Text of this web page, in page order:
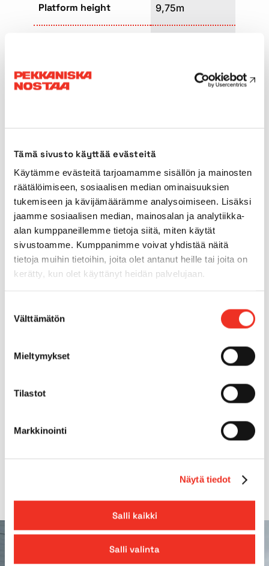
Tämä sivusto käyttää evästeitä
Käytämme evästeitä tarjoamamme sisällön ja mainosten
räätälöimiseen, sosiaalisen median ominaisuuksien
tukemiseen ja kävijämäärämme analysoimiseen. Lisäksi
jaamme sosiaalisen median, mainosalan ja analytiikka-
alan kumppaneillemme tietoja siitä, miten käytät
sivustoamme. Kumppanimme voivat yhdistää näitä
tietoja muihin tietoihin, joita olet antanut heille tai joita on
kerätty, kun olet käyttänyt heidän palvelujaan.
valinta
Välttämätön
Mieltymykset
Tilastot
Markkinointi
Näytä tiedot
Salli kaikki
Salli valinta
Platform height 9,75m
Weight
Transport height 2,48m*
Power source Battery
Outdoors use Yes
Outdoor tyres
Tilt
Gradeability
Platform extension